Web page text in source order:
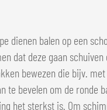
dienen balen op een
dat deze gaan
bewezen die bijv.
te bevelen om de ronde
het sterkst is. Om